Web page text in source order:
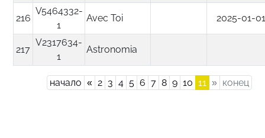
216
V5464332-
1
Avec Toi 2025-01-01
217
V2317634-
1
Astronomia
начало «Previous
2 3 4 5 6 7 8 9 10 11 »Next
конец